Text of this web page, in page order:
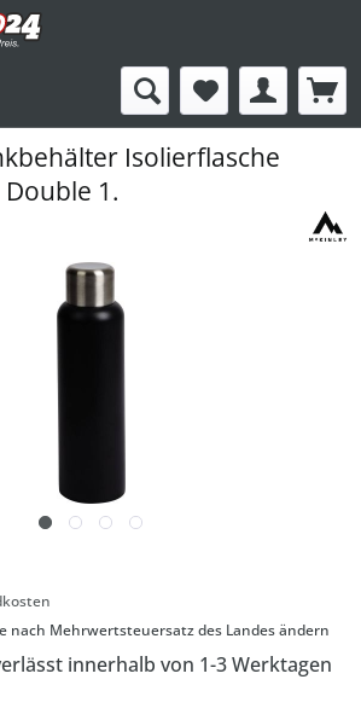
Isolierflasche
Double 1.
nach Mehrwertsteuersatz des Landes ändern
innerhalb von 1-3 Werktagen